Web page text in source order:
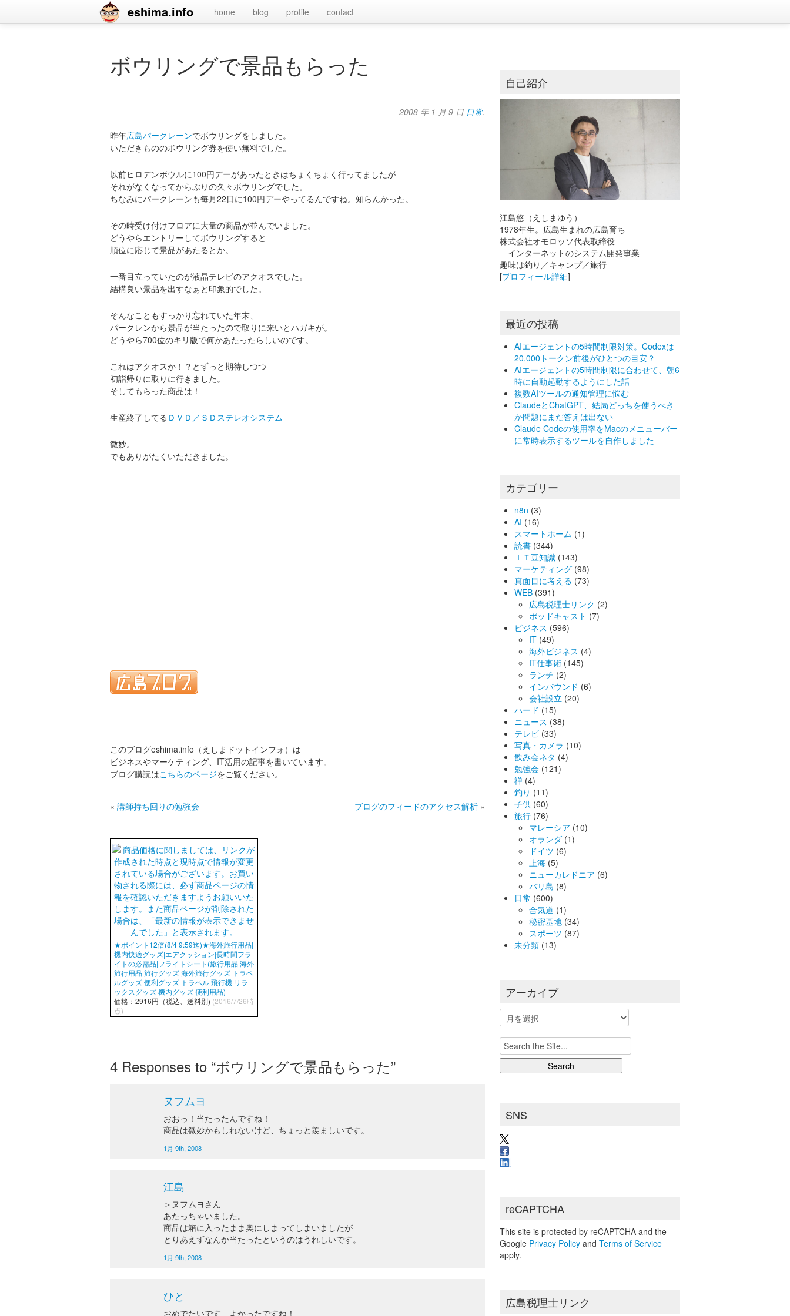
eshima.info home blog profile contact
ボウリングで景品もらった
2008 年 1 月 9 日 日常.
昨年広島パークレーンでボウリングをしました。
いただきもののボウリング券を使い無料でした。
以前ヒロデンボウルに100円デーがあったときはちょくちょく行ってましたが
それがなくなってからぶりの久々ボウリングでした。
ちなみにパークレーンも毎月22日に100円デーやってるんですね。知らんかった。
その時受け付けフロアに大量の商品が並んでいました。
どうやらエントリーしてボウリングすると
順位に応じて景品があたるとか。
一番目立っていたのが液晶テレビのアクオスでした。
結構良い景品を出すなぁと印象的でした。
そんなこともすっかり忘れていた年末、
パークレンから景品が当たったので取りに来いとハガキが。
どうやら700位のキリ版で何かあたったらしいのです。
これはアクオスか！？とずっと期待しつつ
初詣帰りに取りに行きました。
そしてもらった商品は！
生産終了してる ＤＶＤ／ＳＤステレオシステム
微妙。
でもありがたくいただきました。
このブログeshima.info（えしまドットインフォ）は
ビジネスやマーケティング、IT活用の記事を書いています。
ブログ購読はこちらのページをご覧ください。
« 講師持ち回りの勉強会 ブログのフィードのアクセス解析 »
★ポイント12倍(8/4 9:59迄)★海外旅行用品|
機内快適グッズ|エアクッション|長時間フラ
イトの必需品|フライトシート(旅行用品 海外
旅行用品 旅行グッズ 海外旅行グッズ トラベ
ルグッズ 便利グッズ トラベル 飛行機 リラ
ックスグッズ 機内グッズ 便利用品)
価格：2916円（税込、送料別) (2016/7/26時
点)
4 Responses to “ボウリングで景品もらった”
ヌフムヨ
おおっ！当たったんですね！
商品は微妙かもしれないけど、ちょっと羨ましいです。
1月 9th, 2008
江島
＞ヌフムヨさん
あたっちゃいました。
商品は箱に入ったまま奥にしまってしまいましたが
とりあえずなんか当たったというのはうれしいです。
1月 9th, 2008
ひと
おめでたいです よかったですね！
自己紹介
江島悠（えしまゆう）
1978年生。広島生まれの広島育ち
株式会社オモロッソ代表取締役
インターネットのシステム開発事業
趣味は釣り／キャンプ／旅行
[プロフィール詳細]
最近の投稿
AIエージェントの5時間制限対策。Codexは
20,000トークン前後がひとつの目安？
AIエージェントの5時間制限に合わせて、朝6
時に自動起動するようにした話
複数AIツールの通知管理に悩む
ClaudeとChatGPT、結局どっちを使うべき
か問題にまだ答えは出ない
Claude Codeの使用率をMacのメニューバー
に常時表示するツールを自作しました
カテゴリー
n8n (3)
AI (16)
スマートホーム (1)
読書 (344)
ＩＴ豆知識 (143)
マーケティング (98)
真面目に考える (73)
WEB (391)
広島税理士リンク (2)
ポッドキャスト (7)
ビジネス (596)
IT (49)
海外ビジネス (4)
IT仕事術 (145)
ランチ (2)
インバウンド (6)
会社設立 (20)
ハード (15)
ニュース (38)
テレビ (33)
写真・カメラ (10)
飲み会ネタ (4)
勉強会 (121)
禅 (4)
釣り (11)
子供 (60)
旅行 (76)
マレーシア (10)
オランダ (1)
ドイツ (6)
上海 (5)
ニューカレドニア (6)
バリ島 (8)
日常 (600)
合気道 (1)
秘密基地 (34)
スポーツ (87)
未分類 (13)
アーカイブ
ー
カ
イ
ブ
Search
for:
SNS
reCAPTCHA
This site is protected by reCAPTCHA and the
Google Privacy Policy andTerms of Service
apply.
広島税理士リンク